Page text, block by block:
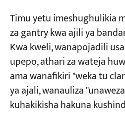
Maeneo ya Kimbunga
Vigezo Viwili
Unapochagua Vibanio
Choki za Magurudumu,
Kebo za Upepo:
Choki za Magurudumu:
Timu yetu imeshughulikia
za gantry kwa ajili ya
Kwa kweli, wanapojadili
upepo, athari za wateja
ama wanafikiri "weka tu
ya ajali, wanauliza
kuhakikisha hakuna